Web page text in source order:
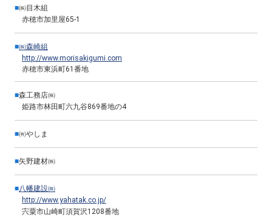
■㈱目木組
赤穂市加里屋65-1
■㈱森崎組
http://www.morisakigumi.com
赤穂市東浜町61番地
■森工務店㈱
姫路市林田町六九谷869番地の4
■㈲やしま
■矢野建材㈱
■八幡建設㈱
http://www.yahatak.co.jp/
宍粟市山崎町須賀沢1208番地